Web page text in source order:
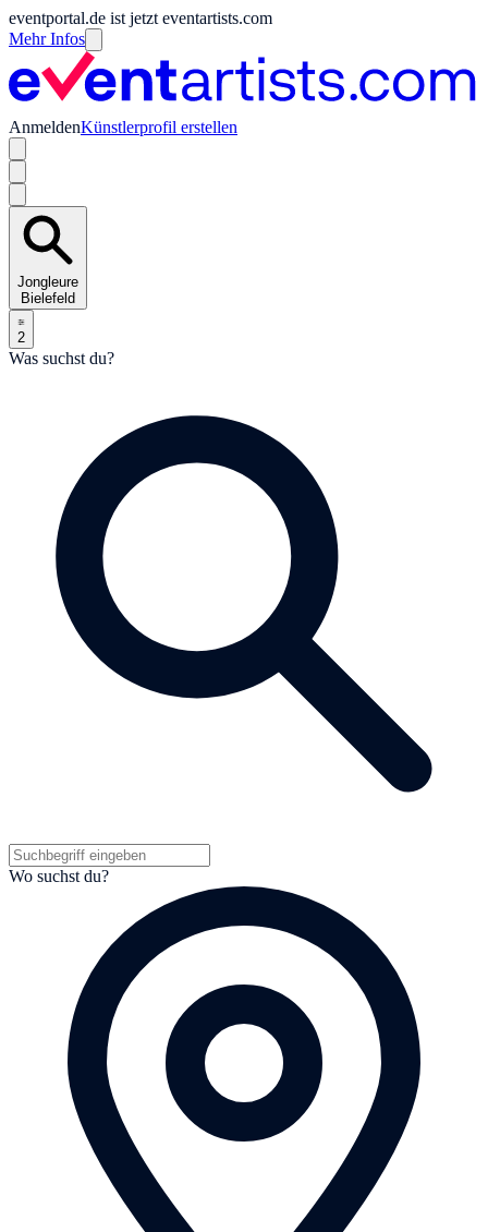
eventportal.de ist jetzt eventartists.com
Mehr Infos
AnmeldenKünstlerprofil erstellen
Jongleure
Bielefeld
2
Was suchst du?
Wo suchst du?